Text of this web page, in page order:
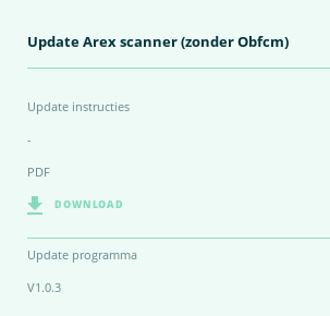
Update Arex scanner (zonder Obfcm)
Update instructies
-
PDF
DOWNLOAD
Update programma
V1.0.3